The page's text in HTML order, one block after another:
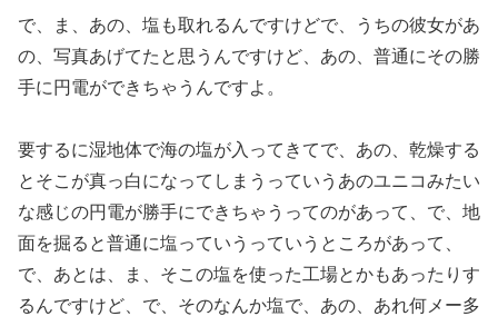
で、ま、あの、塩も取れるんですけどで、うちの彼女があ
の、写真あげてたと思うんですけど、あの、普通にその勝
手に円電ができちゃうんですよ。
要するに湿地体で海の塩が入ってきてで、あの、乾燥する
とそこが真っ白になってしまうっていうあのユニコみたい
な感じの円電が勝手にできちゃうってのがあって、で、地
面を掘ると普通に塩っていうっていうところがあって、
で、あとは、ま、そこの塩を使った工場とかもあったりす
るんですけど、で、そのなんか塩で、あの、あれ何メー多